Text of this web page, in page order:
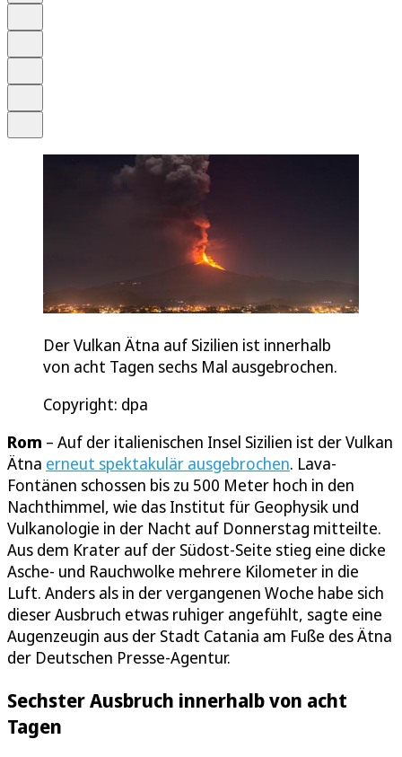
Der Vulkan Ätna auf Sizilien ist innerhalb
von acht Tagen sechs Mal ausgebrochen.
Copyright: dpa
Rom – Auf der italienischen Insel Sizilien ist der Vulkan
Ätna erneut spektakulär ausgebrochen. Lava-
Fontänen schossen bis zu 500 Meter hoch in den
Nachthimmel, wie das Institut für Geophysik und
Vulkanologie in der Nacht auf Donnerstag mitteilte.
Aus dem Krater auf der Südost-Seite stieg eine dicke
Asche- und Rauchwolke mehrere Kilometer in die
Luft. Anders als in der vergangenen Woche habe sich
dieser Ausbruch etwas ruhiger angefühlt, sagte eine
Augenzeugin aus der Stadt Catania am Fuße des Ätna
der Deutschen Presse-Agentur.
Sechster Ausbruch innerhalb von acht
Tagen